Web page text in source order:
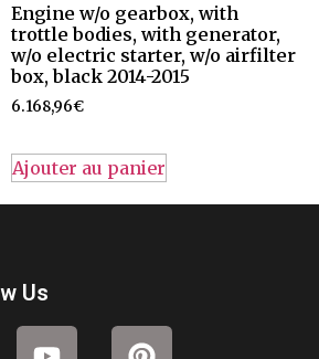
Engine w/o gearbox, with
trottle bodies, with generator,
w/o electric starter, w/o airfilter
box, black 2014-2015
6.168,96€
Ajouter au panier
Us